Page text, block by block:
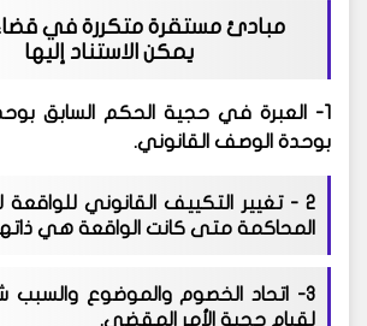
مبادئ مستقرة متكررة في
يمكن الاستناد إليها
1- العبرة في حجية الحكم السابق
بوحدة الوصف القانوني.
2 -
تغيير التكييف القانوني للواقعة
المحاكمة متى كانت الواقعة هي
3-
اتحاد الخصوم والموضوع
لقيام حجية الأمر المقضي.